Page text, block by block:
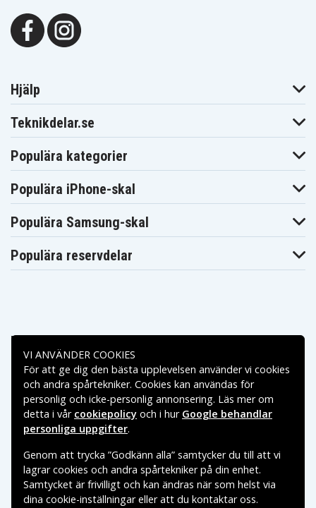
Hjälp
Teknikdelar.se
Populära kategorier
Populära iPhone-skal
Populära Samsung-skal
Populära reservdelar
Betalningsalternativ
Leveransalternativ
Copyright © 2026, Spares Nordic AB
VI ANVÄNDER COOKIES
För att ge dig den bästa upplevelsen använder vi cookies
och andra spårtekniker. Cookies kan användas för
personlig och icke-personlig annonsering. Läs mer om
detta i vår cookiepolicy och i hur Google behandlar
personliga uppgifter.
Genom att trycka ”Godkänn alla” samtycker du till att vi
lagrar cookies och andra spårtekniker på din enhet.
Samtycket är frivilligt och kan ändras när som helst via
dina cookie-inställningar eller att du kontaktar oss.